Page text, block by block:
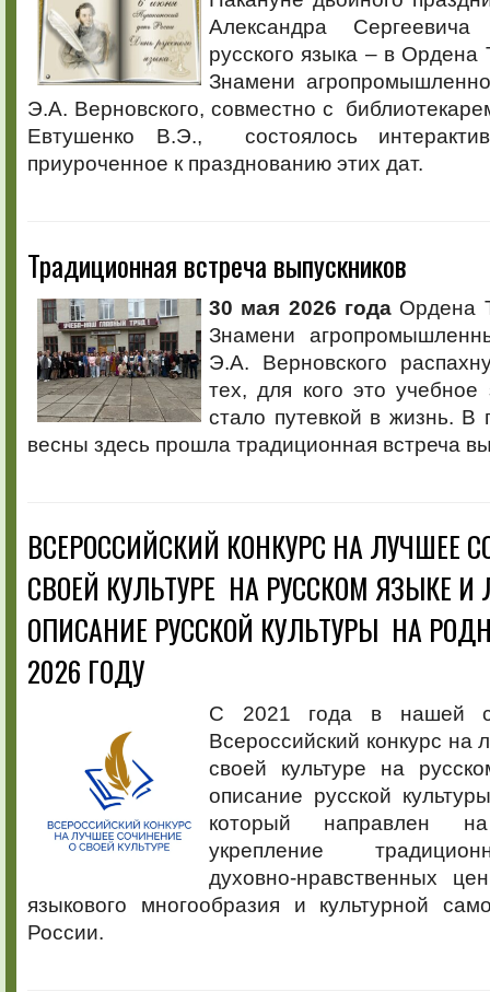
Александра
русского языка – в Ордена
Знамени
Э.А. Верновского, совместно с
Евтушенко В.Э., состоялось
приуроченное к празднованию этих дат.
Традиционная встреча выпускников
30 мая 2026 года Ордена
Знамени
Э.А. Верновского
тех, для кого это учебное
стало путевкой в жизнь. В
весны здесь прошла традиционная встреча
ВСЕРОССИЙСКИЙ КОНКУРС НА ЛУЧШЕЕ
СВОЕЙ КУЛЬТУРЕ НА РУССКОМ ЯЗЫКЕ И
ОПИСАНИЕ РУССКОЙ КУЛЬТУРЫ НА
2026 ГОДУ
С 2021 года в нашей
Всероссийский конкурс на
своей культуре на
описание русской
который направлен
укрепление
духовно-нравственных
языкового многообразия и культурной
России.